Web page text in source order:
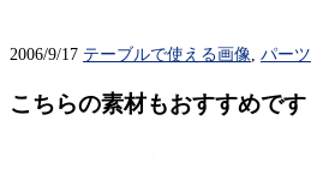
2006/9/17 テーブルで使える画像 パーツ
こちらの素材もおすすめです